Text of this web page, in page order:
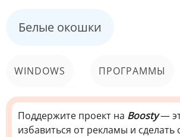
Белые окошки
WINDOWS ПРОГРАММЫ
КОМПЬЮТЕР
Поддержите проект на Boosty—
избавиться от рекламы и сделать